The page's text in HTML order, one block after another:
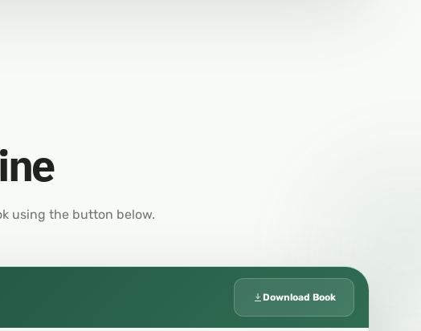
using the button below.
Download Book